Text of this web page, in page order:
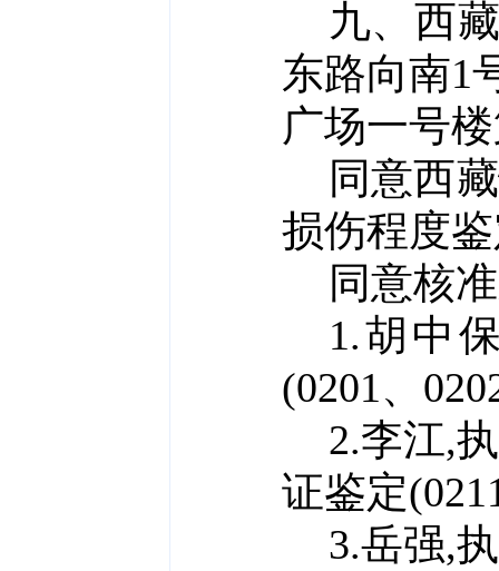
九、 西
东路向南1
广场一号
同意西藏
损伤程度
同意核
1.胡中
(0201、
2.李江,
证鉴定(
3.岳强,